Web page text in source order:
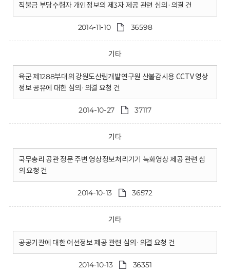
직불금 부당수령자 개인정보의 제3자 제공 관련 심의·의결 건
2014-11-10 36598
기타
육군 제1288부대의 강원도산림개발연구원 산불감시용 CCTV 영상
정보 공유에 대한 심의·의결 요청 건
2014-10-27 37117
기타
국무총리 공관 정문 주변 영상정보처리기기 녹화영상 제공 관련 심
의 요청 건
2014-10-13 36572
기타
공공기관에 대한 어선정보 제공 관련 심의·의결 요청 건
2014-10-13 36351